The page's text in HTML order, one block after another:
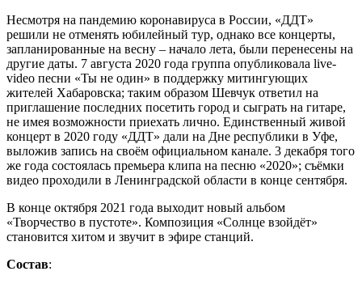
Несмотря на пандемию коронавируса в России, «ДДТ»
решили не отменять юбилейный тур, однако все концерты,
запланированные на весну – начало лета, были перенесены на
другие даты. 7 августа 2020 года группа опубликовала live-
video песни «Ты не один» в поддержку митингующих
жителей Хабаровска; таким образом Шевчук ответил на
приглашение последних посетить город и сыграть на гитаре,
не имея возможности приехать лично. Единственный живой
концерт в 2020 году «ДДТ» дали на Дне республики в Уфе,
выложив запись на своём официальном канале. 3 декабря того
же года состоялась премьера клипа на песню «2020»; съёмки
видео проходили в Ленинградской области в конце сентября.
В конце октября 2021 года выходит новый альбом
«Творчество в пустоте». Композиция «Солнце взойдёт»
становится хитом и звучит в эфире станций.
Состав: